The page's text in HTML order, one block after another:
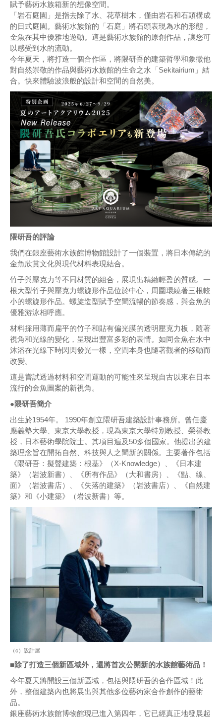
賦予藝術水族箱新的想像空間。
「岩石庭園」是指去除了水、花草樹木，僅由岩石和石頭構成
的日式庭園。藝術水族館的「石庭」將石頭表現為水的形態，
金魚在其中優雅地遊動。這是藝術水族館的原創作品，讓您可
以感受到水的流動。
今年夏天，將打造一個合作區，將隈研吾的建築哲學和象徵他
對自然崇敬的作品與藝術水族館的生命之水「Sekitairium」結
合。快來體驗波浪般的設計和空間的自然美。
隈研吾的評論
我們在銀座藝術水族館博物館設計了一個裝置，將日本傳統的
金魚欣賞文化與現代材料表現結合。
竹子與壓克力等不同材質的組合，展現出精緻輕盈的質感。一
根大型竹子與壓克力螺旋形作品位於中心，周圍環繞著三根較
小的螺旋形作品。螺旋造型賦予空間流暢的節奏感，與金魚的
優雅游泳相呼應。
材料採用薄而扁平的竹子和貼有偏光膜的透明壓克力板，隨著
視角和光線的變化，呈現出豐富多彩的表情。如同金魚在水中
沐浴在光線下時閃閃發光一樣，空間本身也隨著觀者的移動而
改變。
這是嘗試透過材料和空間運動的可能性來呈現自古以來在日本
流行的金魚圖案的新視角。
●隈研吾簡介
出生於1954年。 1990年創立隈研吾建築設計事務所。曾任慶
應義塾大學、東京大學教授，現為東京大學特別教授、榮譽教
授，日本藝術學院院士。其項目遍及50多個國家。他提出的建
築理念旨在開拓自然、科技與人之間新的關係。主要著作包括
《隈研吾：擬聲建築：根基》（X-Knowledge）、《日本建
築》（岩波新書）、《所有作品》（大和書房）、《點、線、
面》（岩波書店）、《失落的建築》（岩波書店）、《自然建
築》和《小建築》（岩波新書）等。
（c）設計屋
■除了打造三個新區域外，還將首次公開新的水族館藝術品！
今年夏天將開設三個新區域，包括與隈研吾的合作區域！此
外，整個建築內也將展出與其他多位藝術家合作創作的藝術
品。
銀座藝術水族館博物館現已進入第四年，它已經真正地發展起